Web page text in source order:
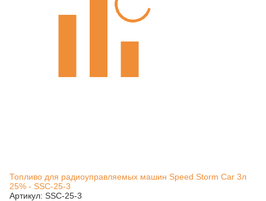
Топливо для радиоуправляемых машин Speed Storm Car 3л
25% - SSC-25-3
Артикул: SSC-25-3